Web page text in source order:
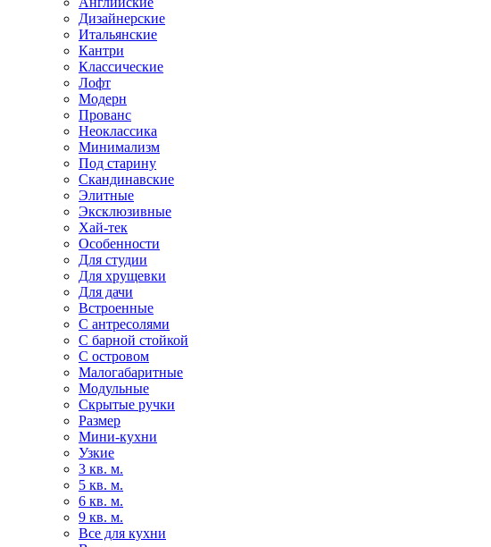
Дизайнерские
Итальянские
Кантри
Классические
Лофт
Модерн
Прованс
Неоклассика
Минимализм
Под старину
Скандинавские
Элитные
Эксклюзивные
Хай-тек
Особенности
Для студии
Для хрущевки
Для дачи
Встроенные
С антресолями
С барной стойкой
С островом
Малогабаритные
Модульные
Скрытые ручки
Размер
Мини-кухни
Узкие
3 кв. м.
5 кв. м.
6 кв. м.
9 кв. м.
Все для кухни